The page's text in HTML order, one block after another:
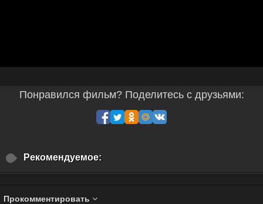
Понравился фильм? Поделитесь с друзьями:
Рекомендуемое:
Прокомментировать